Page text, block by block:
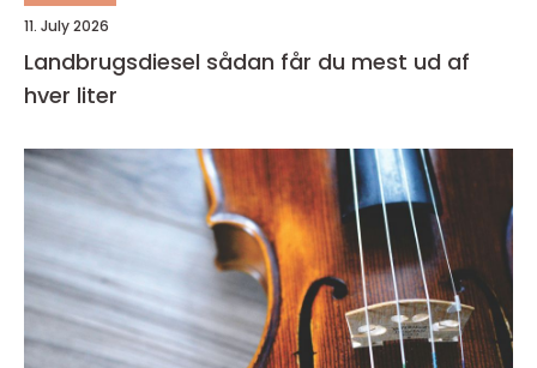
11. July 2026
Landbrugsdiesel sådan får du mest ud af
hver liter